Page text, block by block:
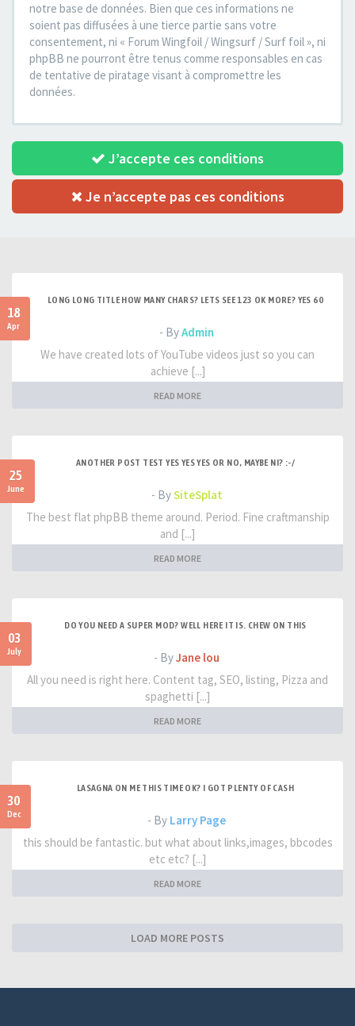
notre base de données. Bien que ces informations ne
soient pas diffusées à une tierce partie sans votre
consentement, ni « Forum Wingfoil / Wingsurf / Surf foil », ni
phpBB ne pourront être tenus comme responsables en cas
de tentative de piratage visant à compromettre les
données.
J’accepte ces conditions
Je n’accepte pas ces conditions
18
Apr
LONG LONG TITLE HOW MANY CHARS? LETS SEE 123 OK MORE? YES 60
- ByAdmin
We have created lots of YouTube videos just so you can
achieve [...]
READ MORE
25
June
ANOTHER POST TEST YES YES YES OR NO, MAYBE NI? :-/
- BySiteSplat
The best flat phpBB theme around. Period. Fine craftmanship
and [...]
READ MORE
03
July
DO YOU NEED A SUPER MOD? WELL HERE IT IS. CHEW ON THIS
- ByJane lou
All you need is right here. Content tag, SEO, listing, Pizza and
spaghetti [...]
READ MORE
30
Dec
LASAGNA ON ME THIS TIME OK? I GOT PLENTY OF CASH
- By Larry Page
this should be fantastic. but what about links,images, bbcodes
etc etc? [...]
READ MORE
LOAD MORE POSTS